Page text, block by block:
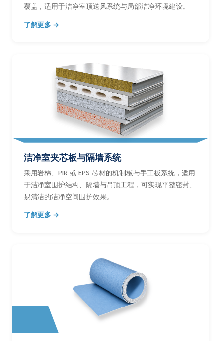
覆盖，适用于洁净室顶送风系统与局部洁净环境建设。
了解更多 →
洁净室夹芯板与隔墙系统
采用岩棉、PIR 或 EPS 芯材的机制板与手工板系统，适用
于洁净室围护结构、隔墙与吊顶工程，可实现平整密封、
易清洁的洁净空间围护效果。
了解更多 →